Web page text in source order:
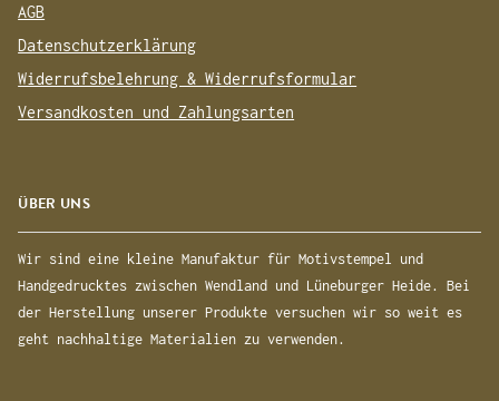
AGB
Datenschutzerklärung
Widerrufsbelehrung & Widerrufsformular
Versandkosten und Zahlungsarten
ÜBER UNS
Wir sind eine kleine Manufaktur für Motivstempel und
Handgedrucktes zwischen Wendland und Lüneburger Heide. Bei
der Herstellung unserer Produkte versuchen wir so weit es
geht nachhaltige Materialien zu verwenden.